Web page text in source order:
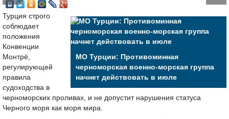
МО Турции: Противоминная
черноморская военно-морская группа
начнет действовать в июле
Турция строго
соблюдает
положения
Конвенции
Монтрё,
регулирующей
правила
судоходства в
черноморских проливах, и не допустит нарушения статуса
Черного моря как моря мира.